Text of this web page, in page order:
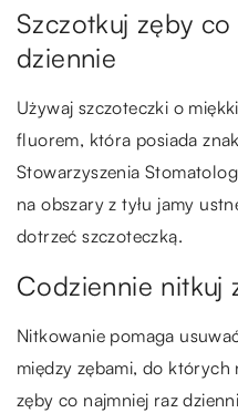
Szczotkuj zęby
dziennie
Używaj szczoteczki o
fluorem, która posiada
Stowarzyszenia
na obszary z tyłu jamy
dotrzeć szczoteczką.
Codziennie nitkuj
Nitkowanie pomaga
między zębami, do których
zęby co najmniej raz